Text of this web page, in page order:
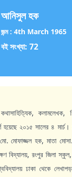
আনিসুল হক
জন্ম : 4th March 1965
বই সংখ্যা: 72
কলামলেখক,
২০১৫ সালের ৪ মার্চ।
মোফাজ্জল হক, মাতা
বিদ্যালয়, রংপুর জিলা
ঢাকা থেকে